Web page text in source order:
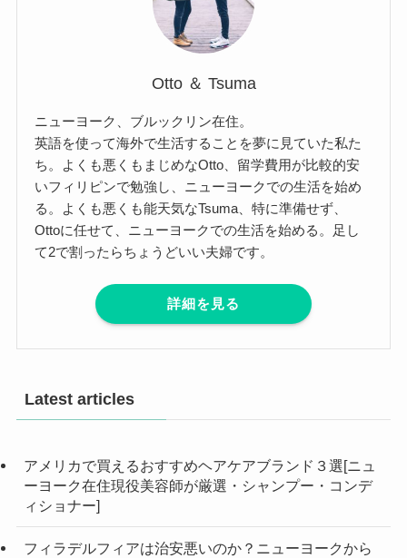
Otto ＆ Tsuma
ニューヨーク、ブルックリン在住。
英語を使って海外で生活することを夢に見ていた私た
ち。よくも悪くもまじめなOtto、留学費用が比較的安
いフィリピンで勉強し、ニューヨークでの生活を始め
る。よくも悪くも能天気なTsuma、特に準備せず、
Ottoに任せて、ニューヨークでの生活を始める。足し
て2で割ったらちょうどいい夫婦です。
詳細を見る
Latest articles
アメリカで買えるおすすめヘアケアブランド３選[ニュ
ーヨーク在住現役美容師が厳選・シャンプー・コンデ
ィショナー]
フィラデルフィアは治安悪いのか？ニューヨークから